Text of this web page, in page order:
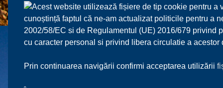
Acest website utilizează fișiere de tip cookie pentru
cunoștință faptul că ne-am actualizat politicile pentru a
2002/58/EC si de Regulamentul (UE) 2016/679 privind
cu caracter personal si privind libera circulatie a
Prin continuarea navigării confirmi acceptarea utilizării